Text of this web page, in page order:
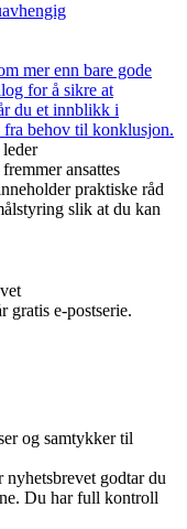
mer enn bare gode
for å sikre at
du et innblikk i
fra behov til konklusjon.
ansattes
praktiske råd
slik at du kan
e-postserie.
og samtykker til
godtar du
Du har full kontroll